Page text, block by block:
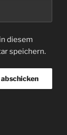
diesem
speichern.